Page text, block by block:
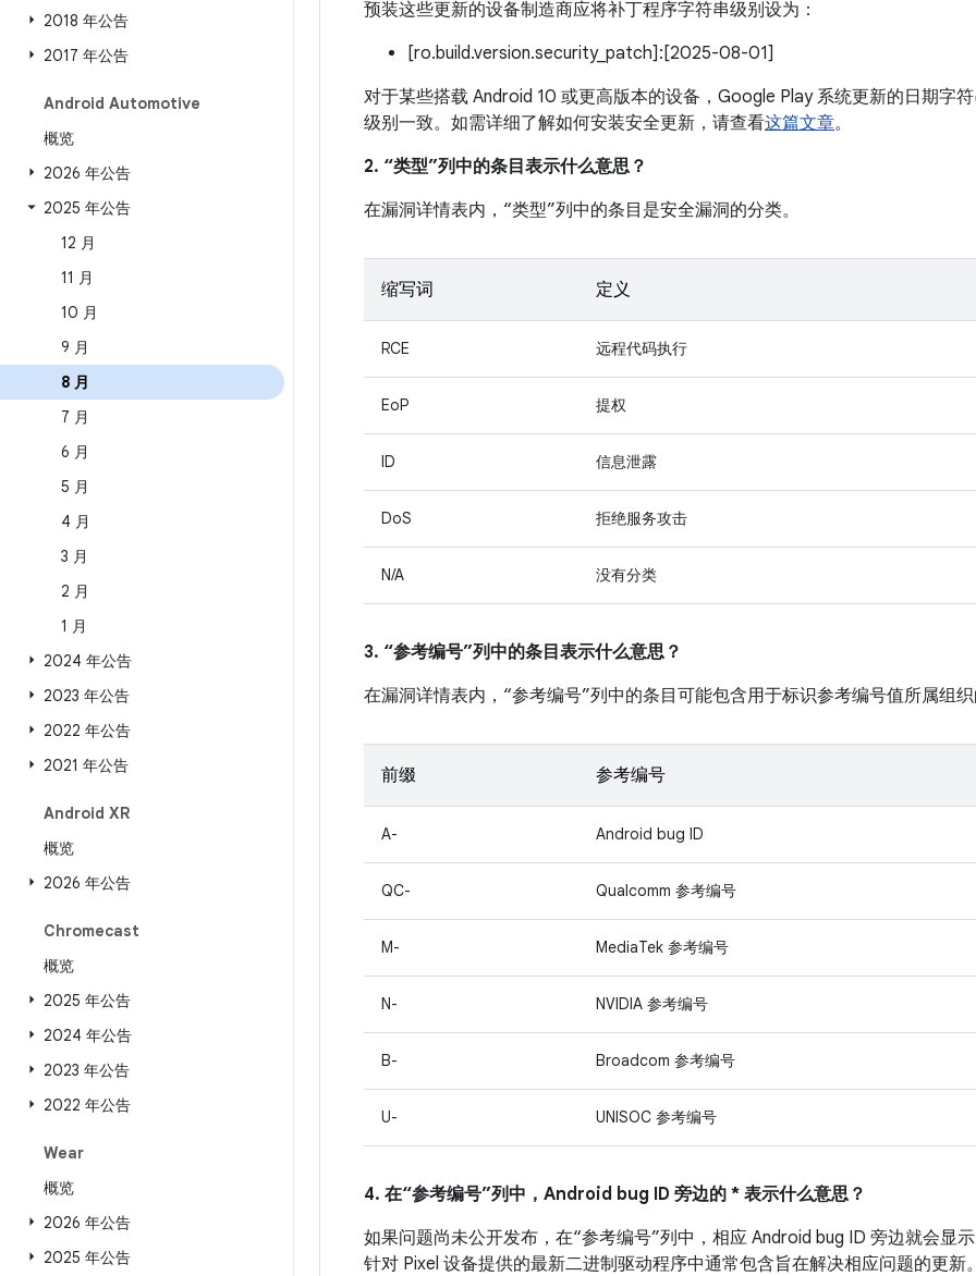
2018 年公告
2017 年公告
Android Automotive
概览
2026 年公告
2025 年公告
12 月
11 月
10 月
9 月
8 月
7 月
6 月
5 月
4 月
3 月
2 月
1 月
2024 年公告
2023 年公告
2022 年公告
2021 年公告
Android XR
概览
2026 年公告
Chromecast
概览
2025 年公告
2024 年公告
2023 年公告
2022 年公告
Wear
概览
2026 年公告
2025 年公告
预装这些更新的设备制造商应将补丁程序字符串级别设为：
[ro.build.version.security_patch]:[2025-08-01]
对于某些搭载 Android 10 或更高版本的设备，Google Play 系统更新的日期字
级别一致。如需详细了解如何安装安全更新，请查看这篇文章。
2. “类型”列中的条目表示什么意思？
在漏洞详情表内，“类型”列中的条目是安全漏洞的分类。
缩写词 定义
RCE 远程代码执行
EoP 提权
ID 信息泄露
DoS 拒绝服务攻击
N/A 没有分类
3. “参考编号”列中的条目表示什么意思？
在漏洞详情表内，“参考编号”列中的条目可能包含用于标识参考编号值所属组
前缀 参考编号
A- Android bug ID
QC- Qualcomm 参考编号
M- MediaTek 参考编号
N- NVIDIA 参考编号
B- Broadcom 参考编号
U- UNISOC 参考编号
4. 在“参考编号”列中，Android bug ID 旁边的 * 表示什么意思？
如果问题尚未公开发布，在“参考编号”列中，相应 Android bug ID 旁边就会显
针对 Pixel 设备提供的最新二进制驱动程序中通常包含旨在解决相应问题的更新